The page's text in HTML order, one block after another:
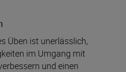
Üben ist unerlässlich,
im Umgang mit
und einen